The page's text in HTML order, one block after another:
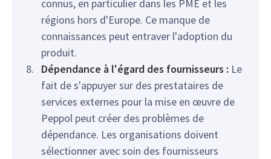
connus, en particulier dans les PME et les
régions hors d'Europe. Ce manque de
connaissances peut entraver l'adoption du
produit.
Dépendance à l'égard des fournisseurs : Le
fait de s'appuyer sur des prestataires de
services externes pour la mise en œuvre de
Peppol peut créer des problèmes de
dépendance. Les organisations doivent
sélectionner avec soin des fournisseurs